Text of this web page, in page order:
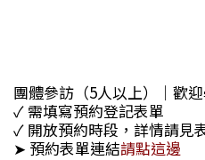
團體參訪（5人以上）｜歡
✓ 需填寫預約登記表單
✓ 開放預約時段，詳情請見
➤ 預約表單連結請點這邊